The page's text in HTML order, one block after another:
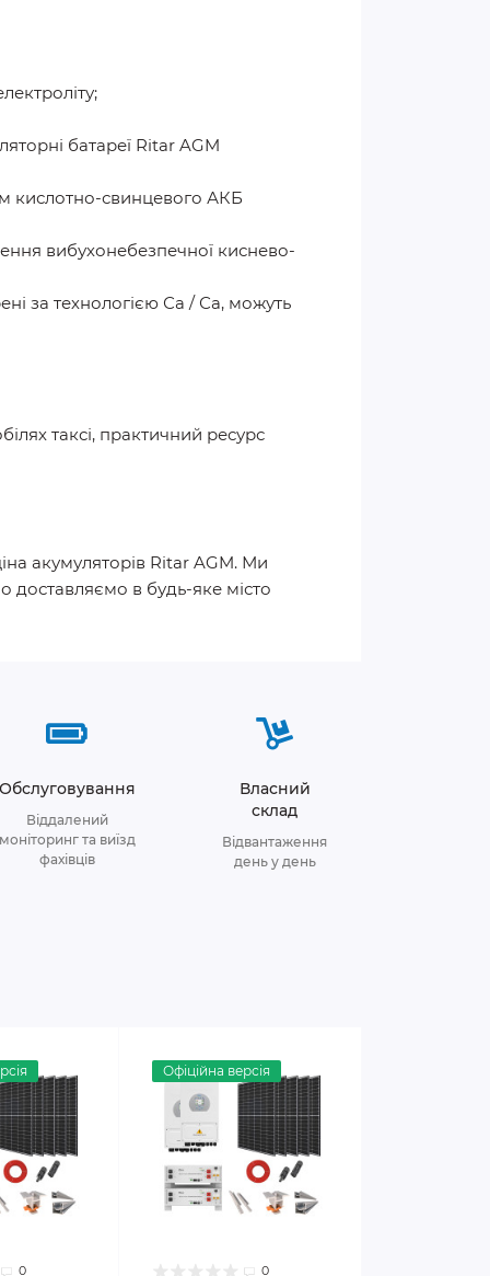
батареї Ritar AGM
кислотно-свинцевого АКБ
вибухонебезпечної киснево-
за технологією Са / Са, можуть
таксі, практичний ресурс
акумуляторів Ritar AGM. Ми
доставляємо в будь-яке місто
Віддалений
та виїзд
фахівців
Власний
склад
Відвантаження
день у день
0
Офіційна версія
0